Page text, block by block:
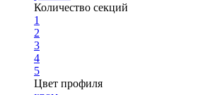
Количество секций
1
2
3
4
5
Цвет профиля